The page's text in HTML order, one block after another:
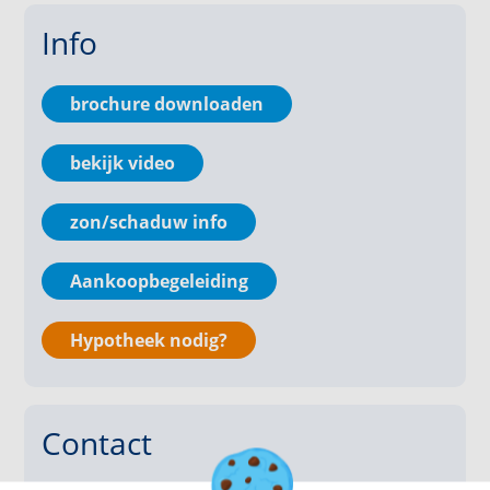
en plafonds, wat zorgt voor een warme en verzorgde
Multifunctionele ruimte
Aan de voorzijde bevindt zich een ruime kamer van
ruim 16 m² met een eigen toegangsdeur vanaf de
straatzijde. Deze ruimte is ideaal als kantoor of
praktijk aan huis, maar kan ook perfect dienen als
Via dubbele openslaande deuren staat deze kamer in
verbinding met de leefkeuken.
Leefkeuken
keuken is uitgevoerd in een ruime wandopstelling
met een hardstenen werkblad met spoelbak en
Info
brochure downloaden
bekijk video
zon/schaduw info
Aankoopbegeleiding
Hypotheek nodig?
Contact